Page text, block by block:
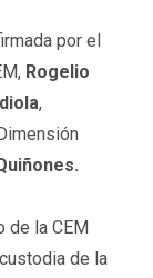
por el
Rogelio
,
de la CEM
de la